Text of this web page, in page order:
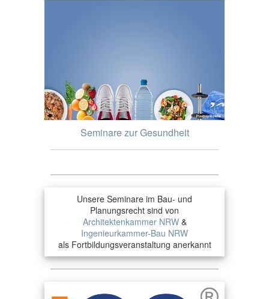
Seminare zur Gesundheit
Unsere Seminare im Bau- und
Planungsrecht sind von
Architektenkammer NRW&
Ingenieurkammer-Bau NRW
als Fortbildungsveranstaltung anerkannt